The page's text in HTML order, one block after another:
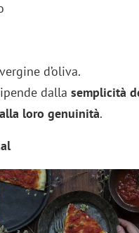
d’oliva.
dallasemplicità
loro genuinità.